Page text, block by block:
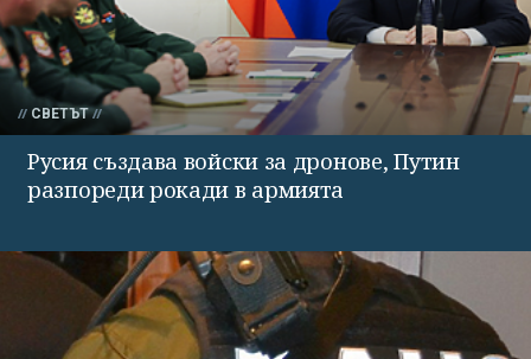
СВЕТЪТ
Русия създава войски за дронове, Путин
разпореди рокади в армията